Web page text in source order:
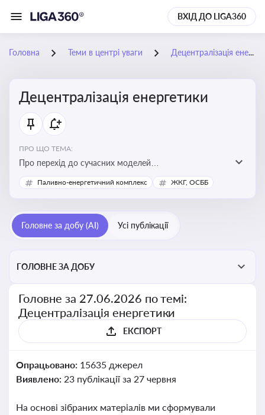
ВХІД ДО LIGA360
Головна Теми в центрі уваги Децентралізація енергетики
Децентралізація енергетики
ПРО ЩО ТЕМА:
Про перехід до сучасних моделей
енергозабезпечення, де виробництво електроенергії
здійснюється ближче до споживача. Це важливо для
втрат при транспортуванні енергії та стимулювання
розвитку відновлюваних джерел
Паливно-енергетичний комплекс ЖКГ, ОСББ
Головне за добу (AI) Усі публікації
ГОЛОВНЕ ЗА ДОБУ
Головне за 27.06.2026 по темі:
Децентралізація енергетики
ЕКСПОРТ
Опрацьовано: 15635 джерел
Виявлено: 23 публікації за 27 червня
На основі зібраних матеріалів ми сформували